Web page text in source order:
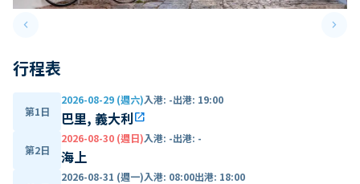
keyboard_arrow_leftPrevious slide keyboard_arrow_right
行程表
第1日
2026-08-29 (週六)入港: -出港: 19:00
巴里, 義大利open_in_new
第2日
2026-08-30 (週日)入港: -出港: -
海上
2026-08-31 (週一)入港: 08:00出港: 18:00